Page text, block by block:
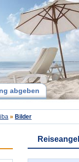
abgeben
» Bilder